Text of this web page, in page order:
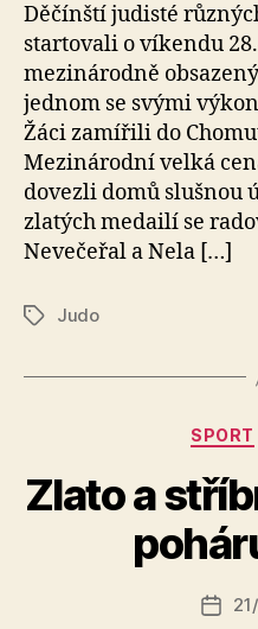
Děčínští judisté
startovali o víkendu
mezinárodně
jednom se svými
Žáci zamířili do
Mezinárodní velká
dovezli domů slušnou
zlatých medailí se
Nevečeřal a Nela […]
ŠtítkyJudo
SPORT
Zlato a